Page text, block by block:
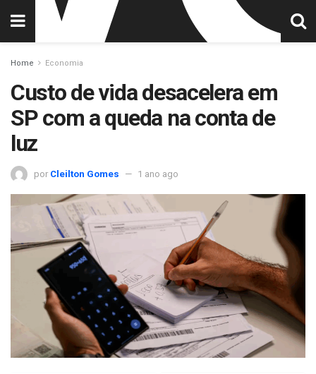
Home Economia
Custo de vida desacelera em
SP com a queda na conta de
luz
por Cleilton Gomes 1 ano ago